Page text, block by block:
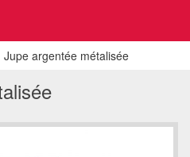
Jupe argentée métalisée